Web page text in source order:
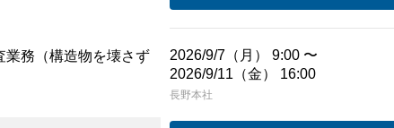
業務（構造物を壊さず
2026/9/7（月） 9:00 〜
2026/9/11（金） 16:00
長野本社